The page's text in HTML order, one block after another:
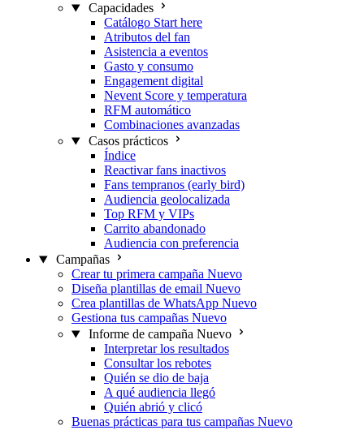
Capacidades
Catálogo Start here
Atributos del fan
Asistencia a eventos
Gasto y consumo
Engagement digital
Nevent Score y temperatura
RFM automático
Combinaciones avanzadas
Casos prácticos
Índice
Reactivar fans inactivos
Fans tempranos (early bird)
Audiencia geolocalizada
Top RFM y VIPs
Carrito abandonado
Audiencia con preferencia
Campañas
Crear tu primera campaña Nuevo
Diseña plantillas de email Nuevo
Crea plantillas de WhatsApp Nuevo
Gestiona tus campañas Nuevo
Informe de campaña Nuevo
Interpretar los resultados
Consultar los rebotes
Quién se dio de baja
A qué audiencia llegó
Quién abrió y clicó
Buenas prácticas para tus campañas Nuevo